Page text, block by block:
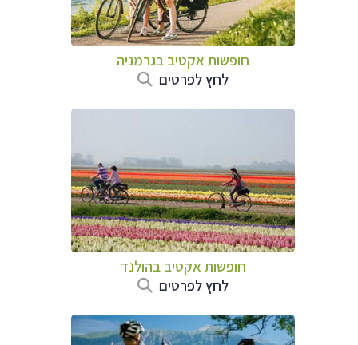
חופשות אקטיב בגרמניה
לחץ לפרטים
חופשות אקטיב בהולנד
לחץ לפרטים